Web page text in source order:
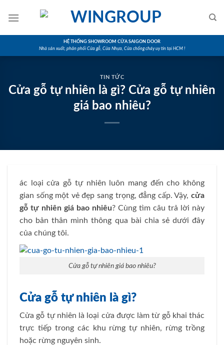
HỆ THỐNG SHOWROOM CỬA SAIGON DOOR
Nhà sản xuất, phân phối Cửa gỗ, Cửa Nhựa, Cửa chống cháy uy tín tại HCM !
TIN TỨC
Cửa gỗ tự nhiên là gì? Cửa gỗ tự nhiên
giá bao nhiêu?
ác loại cửa gỗ tự nhiên luôn mang đến cho không
gian sống một vẻ đẹp sang trọng, đẳng cấp. Vậy, cửa
gỗ tự nhiên giá bao nhiêu? Cùng tìm câu trả lời này
cho bản thân mình thông qua bài chia sẻ dưới đây
của chúng tôi.
Cửa gỗ tự nhiên giá bao nhiêu?
Cửa gỗ tự nhiên là gì?
Cửa gỗ tự nhiên là loại cửa được làm từ gỗ khai thác
trực tiếp trong các khu rừng tự nhiên, rừng trồng
hoặc rừng nguyên sinh.